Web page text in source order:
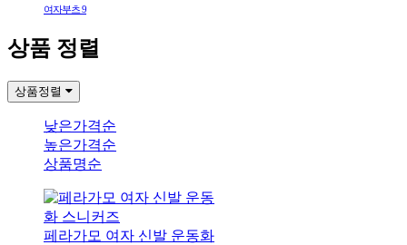
여자부츠9
상품 정렬
상품정렬
낮은가격순
높은가격순
상품명순
페라가모 여자 신발 운동화